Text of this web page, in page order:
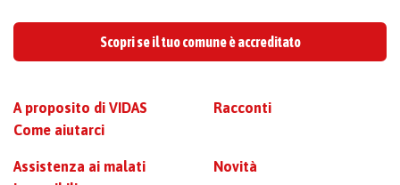
Scopri se il tuo comune è accreditato
A proposito di VIDAS
Come aiutarci
Assistenza ai malati
Racconti
Novità